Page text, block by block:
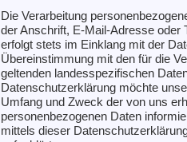
Die Verarbeitung
der Anschrift, E-Mail-Adresse oder
erfolgt stets im Einklang mit der
Übereinstimmung mit den für die
geltenden landesspezifischen
Datenschutzerklärung möchte
Umfang und Zweck der von uns
personenbezogenen Daten
mittels dieser